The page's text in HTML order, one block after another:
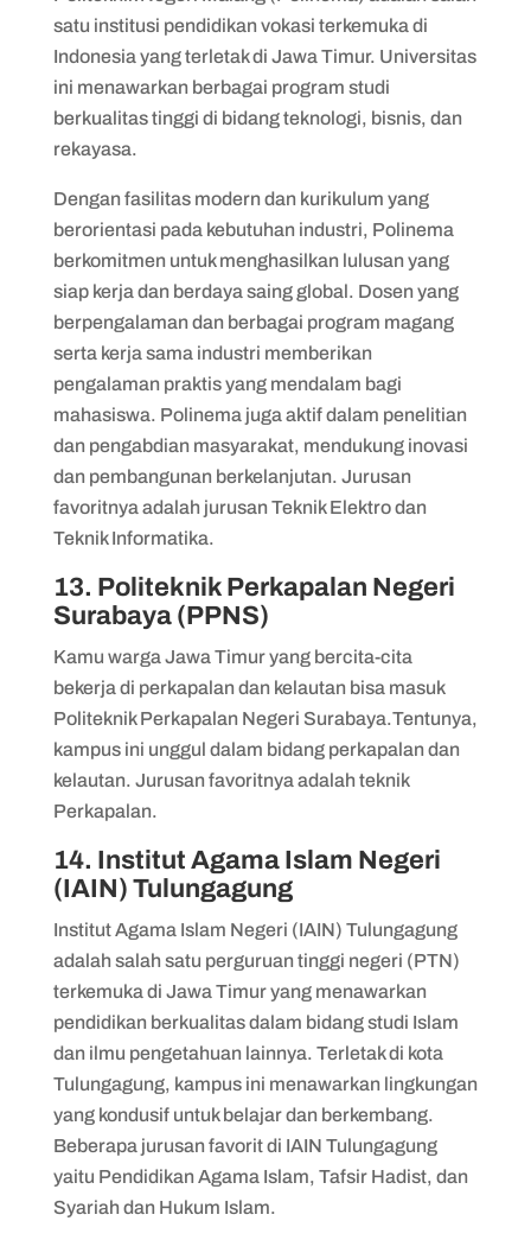
satu institusi pendidikan vokasi terkemuka di
Indonesia yang terletak di Jawa Timur. Universitas
ini menawarkan berbagai program studi
berkualitas tinggi di bidang teknologi, bisnis, dan
rekayasa.
Dengan fasilitas modern dan kurikulum yang
berorientasi pada kebutuhan industri, Polinema
berkomitmen untuk menghasilkan lulusan yang
siap kerja dan berdaya saing global. Dosen yang
berpengalaman dan berbagai program magang
serta kerja sama industri memberikan
pengalaman praktis yang mendalam bagi
mahasiswa. Polinema juga aktif dalam penelitian
dan pengabdian masyarakat, mendukung inovasi
dan pembangunan berkelanjutan. Jurusan
favoritnya adalah jurusan Teknik Elektro dan
Teknik Informatika.
13. Politeknik Perkapalan Negeri
Surabaya (PPNS)
Kamu warga Jawa Timur yang bercita-cita
bekerja di perkapalan dan kelautan bisa masuk
Politeknik Perkapalan Negeri Surabaya.Tentunya,
kampus ini unggul dalam bidang perkapalan dan
kelautan. Jurusan favoritnya adalah teknik
Perkapalan.
14. Institut Agama Islam Negeri
(IAIN) Tulungagung
Institut Agama Islam Negeri (IAIN) Tulungagung
adalah salah satu perguruan tinggi negeri (PTN)
terkemuka di Jawa Timur yang menawarkan
pendidikan berkualitas dalam bidang studi Islam
dan ilmu pengetahuan lainnya. Terletak di kota
Tulungagung, kampus ini menawarkan lingkungan
yang kondusif untuk belajar dan berkembang.
Beberapa jurusan favorit di IAIN Tulungagung
yaitu Pendidikan Agama Islam, Tafsir Hadist, dan
Syariah dan Hukum Islam.